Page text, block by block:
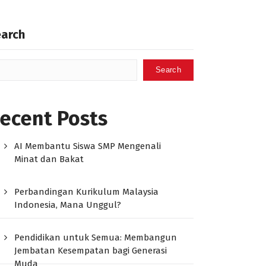
Search
Posts
AI Membantu Siswa SMP Mengenali
Minat dan Bakat
Perbandingan Kurikulum Malaysia
Indonesia, Mana Unggul?
Pendidikan untuk Semua: Membangun
Jembatan Kesempatan bagi Generasi
Muda